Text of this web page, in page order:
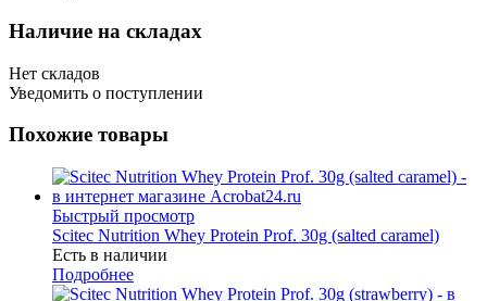
Наличие на складах
Нет складов
Уведомить о поступлении
Похожие товары
Быстрый просмотр
Scitec Nutrition Whey Protein Prof. 30g (salted caramel)
Есть в наличии
Подробнее